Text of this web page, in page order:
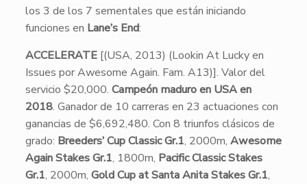
los 3 de los 7 sementales que están iniciando
funciones en Lane’s End:
ACCELERATE[(USA, 2013) (Lookin At Lucky en
Issues por Awesome Again. Fam. A13)]. Valor del
servicio $20,000. Campeón maduro en USA en
2018. Ganador de 10 carreras en 23 actuaciones con
ganancias de $6,692,480. Con 8 triunfos clásicos de
grado: Breeders’ Cup ClassicGr.1, 2000m, Awesome
Again StakesGr.1, 1800m, Pacific Classic Stakes
Gr.1, 2000m, Gold Cup at Santa Anita Stakes Gr.1,